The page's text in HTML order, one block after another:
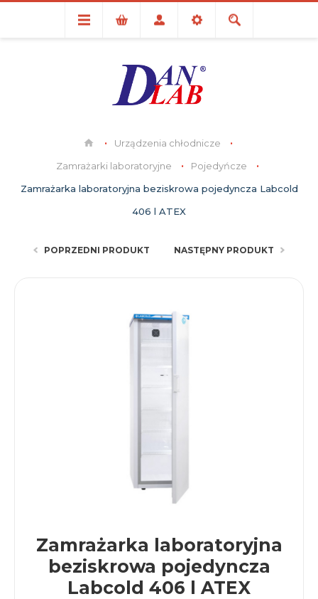
Urządzenia chłodnicze
Zamrażarki laboratoryjne
Pojedyńcze
Zamrażarka laboratoryjna beziskrowa pojedyncza Labcold
406 l ATEX
POPRZEDNI PRODUKT NASTĘPNY PRODUKT
Zamrażarka laboratoryjna
beziskrowa pojedyncza
Labcold 406 l ATEX